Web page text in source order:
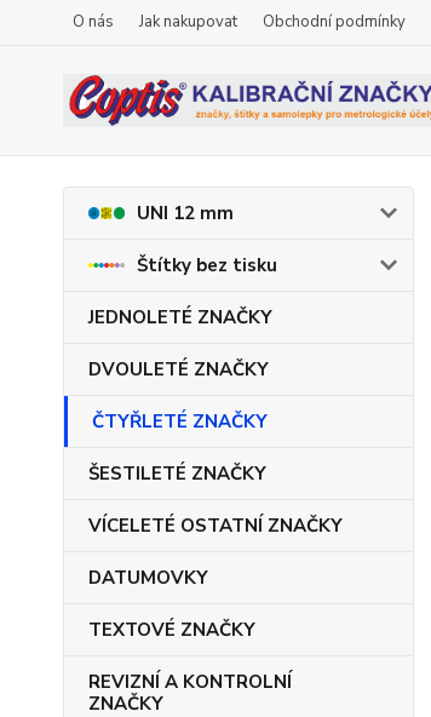
O nás Jak nakupovat Obchodní podmínky
UNI 12 mm
Štítky bez tisku
JEDNOLETÉ ZNAČKY
DVOULETÉ ZNAČKY
ČTYŘLETÉ ZNAČKY
ŠESTILETÉ ZNAČKY
VÍCELETÉ OSTATNÍ ZNAČKY
DATUMOVKY
TEXTOVÉ ZNAČKY
REVIZNÍ A KONTROLNÍ
ZNAČKY